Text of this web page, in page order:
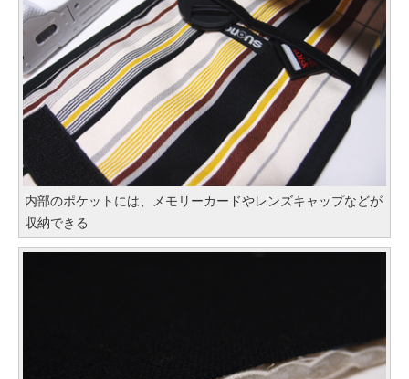
内部のポケットには、メモリーカードやレンズキャップなどが
収納できる